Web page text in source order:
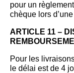
pour un
chèque lors
ARTICLE 11 –
Pour les
le délai est de 4